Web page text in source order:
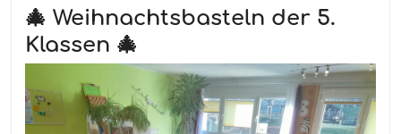
🎄 Weihnachtsbasteln der 5.
Klassen 🎄